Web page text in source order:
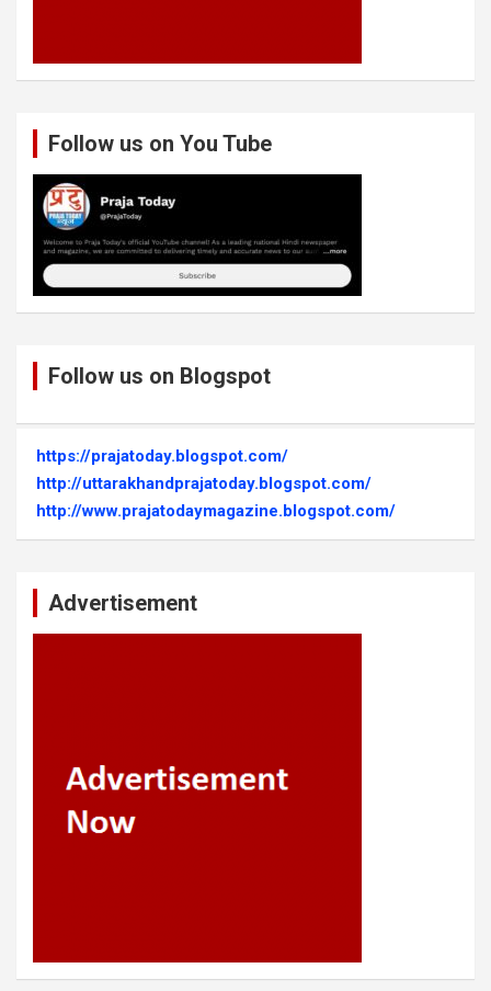
Follow us on You Tube
Follow us on Blogspot
https://prajatoday.blogspot.com/
http://uttarakhandprajatoday.blogspot.com/
http://www.prajatodaymagazine.blogspot.com/
Advertisement